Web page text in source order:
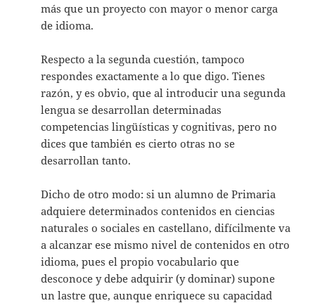
más que un proyecto con mayor o menor carga
de idioma.
Respecto a la segunda cuestión, tampoco
respondes exactamente a lo que digo. Tienes
razón, y es obvio, que al introducir una segunda
lengua se desarrollan determinadas
competencias lingüísticas y cognitivas, pero no
dices que también es cierto otras no se
desarrollan tanto.
Dicho de otro modo: si un alumno de Primaria
adquiere determinados contenidos en ciencias
naturales o sociales en castellano, difícilmente va
a alcanzar ese mismo nivel de contenidos en otro
idioma, pues el propio vocabulario que
desconoce y debe adquirir (y dominar) supone
un lastre que, aunque enriquece su capacidad